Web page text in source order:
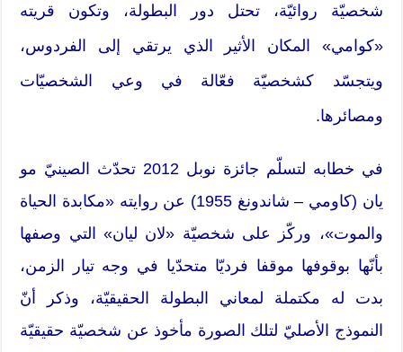
شخصيّة روائيّة، تحتل دور البطولة، وتكون قريته
«كوامي» المكان الأثير الذي يرتقي إلى الفردوس،
ويتجسّد كشخصيّة فعّالة في وعي الشخصيّات
ومصائرها.
في خطابه لتسلّم جائزة نوبل 2012 تحدّث الصينيّ مو
يان (كاومي – شاندونغ 1955) عن روايته «مكابدة الحياة
والموت»، وركّز على شخصيّة «لان ليان» التي وصفها
بأنّها بوقوفها موقفا فرديّا متحدّيا في وجه تيار الزمن،
بدت له مكتملة لمعاني البطولة الحقيقيّة، وذكر أنّ
النموذج الأصليّ لتلك الصورة مأخوذ عن شخصيّة حقيقيّة